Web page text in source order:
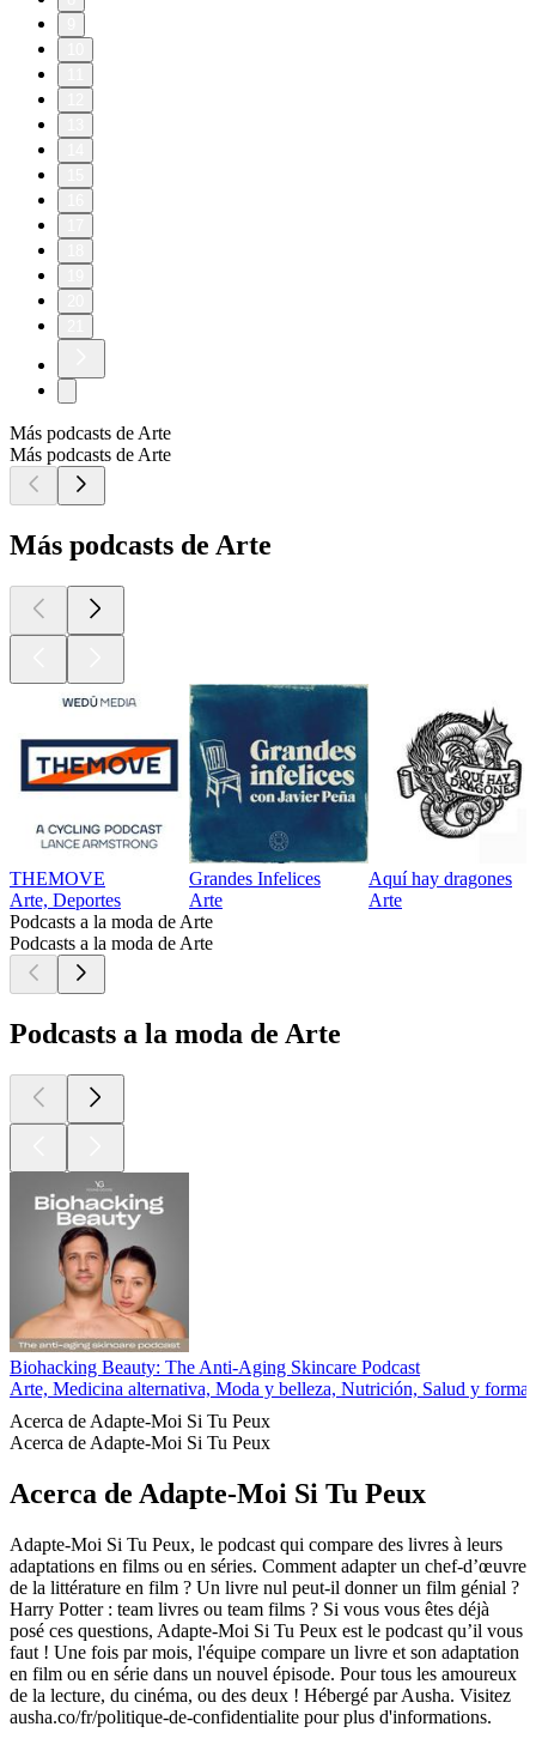
Más podcasts de Arte
Más podcasts de Arte
Más podcasts de Arte
THEMOVE
Arte, Deportes
Grandes Infelices
Arte
Aquí hay dragones
Arte
Podcasts a la moda de Arte
Podcasts a la moda de Arte
Podcasts a la moda de Arte
Biohacking Beauty: The Anti-Aging Skincare Podcast
Arte, Medicina alternativa, Moda y belleza, Nutrición, Salud y forma
Acerca de Adapte-Moi Si Tu Peux
Acerca de Adapte-Moi Si Tu Peux
Acerca de Adapte-Moi Si Tu Peux
Adapte-Moi Si Tu Peux, le podcast qui compare des livres à leurs
adaptations en films ou en séries. Comment adapter un chef-d’œuvre
de la littérature en film ? Un livre nul peut-il donner un film génial ?
Harry Potter : team livres ou team films ? Si vous vous êtes déjà
posé ces questions, Adapte-Moi Si Tu Peux est le podcast qu’il vous
faut ! Une fois par mois, l'équipe compare un livre et son adaptation
en film ou en série dans un nouvel épisode. Pour tous les amoureux
de la lecture, du cinéma, ou des deux ! Hébergé par Ausha. Visitez
ausha.co/fr/politique-de-confidentialite pour plus d'informations.